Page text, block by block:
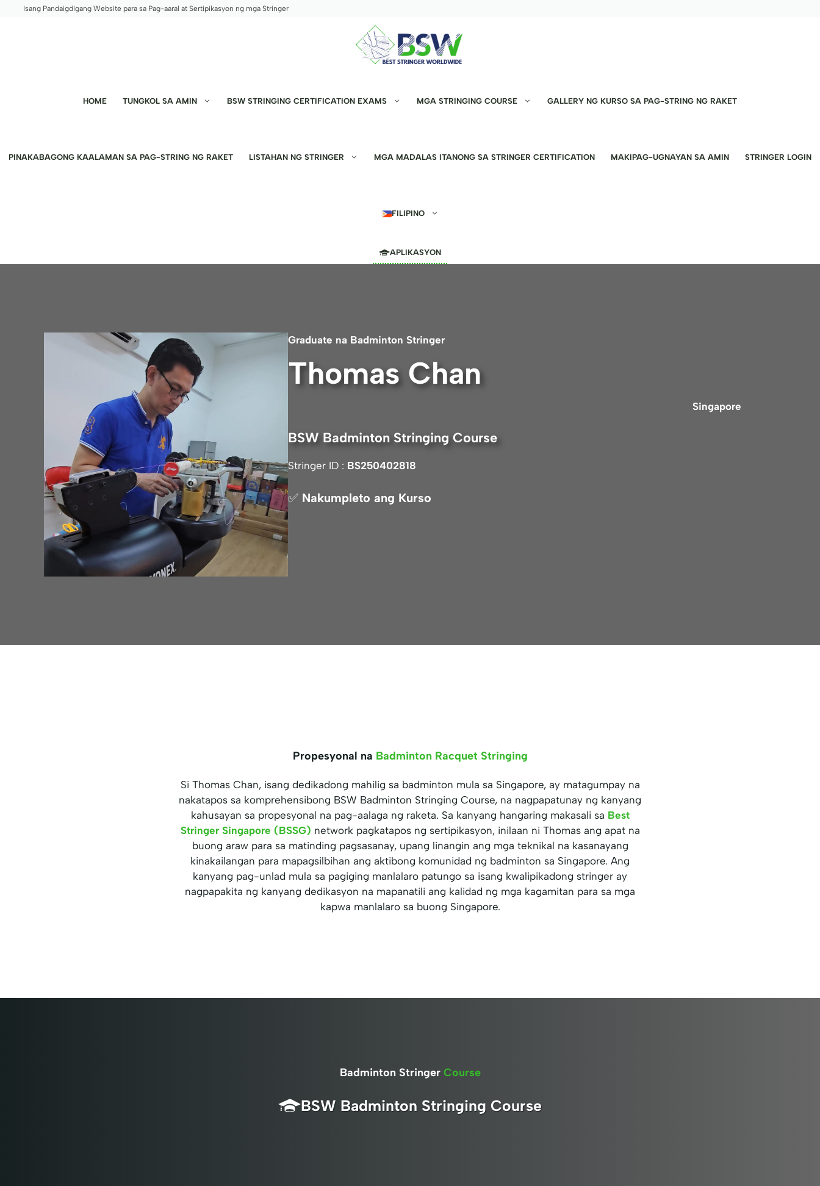
Isang Pandaigdigang Website para sa Pag-aaral at Sertipikasyon ng mga Stringer
HOME TUNGKOL SA AMIN BSW STRINGING CERTIFICATION EXAMS MGA STRINGING COURSE GALLERY NG KURSO SA PAG-STRING NG RAKET
PINAKABAGONG KAALAMAN SA PAG-STRING NG RAKET LISTAHAN NG STRINGER MGA MADALAS ITANONG SA STRINGER CERTIFICATION MAKIPAG-UGNAYAN SA AMIN STRINGER LOGIN
FILIPINO
APLIKASYON
Graduate na Badminton Stringer
Thomas Chan
Singapore
BSW Badminton Stringing Course
Stringer ID : BS250402818
✅ Nakumpleto ang Kurso
Propesyonal na Badminton Racquet Stringing
Si Thomas Chan, isang dedikadong mahilig sa badminton mula sa Singapore, ay matagumpay na
nakatapos sa komprehensibong BSW Badminton Stringing Course, na nagpapatunay ng kanyang
kahusayan sa propesyonal na pag-aalaga ng raketa. Sa kanyang hangaring makasali sa Best
Stringer Singapore (BSSG) network pagkatapos ng sertipikasyon, inilaan ni Thomas ang apat na
buong araw para sa matinding pagsasanay, upang linangin ang mga teknikal na kasanayang
kinakailangan para mapagsilbihan ang aktibong komunidad ng badminton sa Singapore. Ang
kanyang pag-unlad mula sa pagiging manlalaro patungo sa isang kwalipikadong stringer ay
nagpapakita ng kanyang dedikasyon na mapanatili ang kalidad ng mga kagamitan para sa mga
kapwa manlalaro sa buong Singapore.
Badminton Stringer Course
BSW Badminton Stringing Course